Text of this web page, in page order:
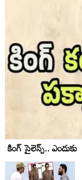
కింగ్ సైలెన్స్.. ఎందుకు